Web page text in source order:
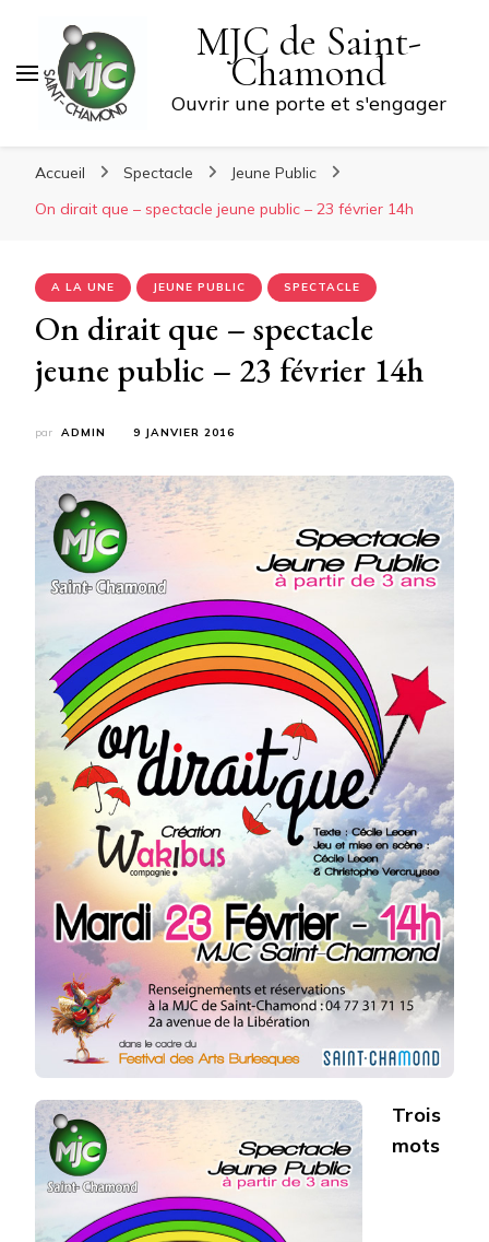
MJC de Saint-
Chamond
Ouvrir une porte et s'engager
Accueil Spectacle
Jeune Public
On dirait que – spectacle jeune public – 23 février 14h
A LA UNE JEUNE PUBLIC SPECTACLE
On dirait que – spectacle
jeune public – 23 février 14h
par ADMIN 9 JANVIER 2016
Trois
mots